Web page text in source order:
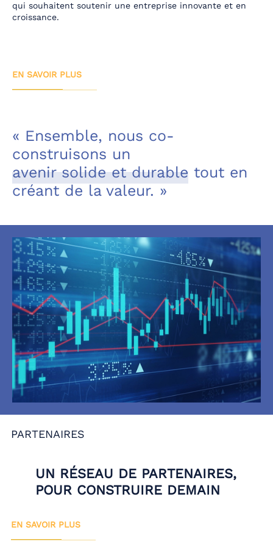
qui souhaitent soutenir une entreprise innovante et en
croissance.
EN SAVOIR PLUS
« Ensemble, nous co-
construisons un
avenir solide et durable tout en
créant de la valeur. »
PARTENAIRES
UN RÉSEAU DE PARTENAIRES,
POUR CONSTRUIRE DEMAIN
EN SAVOIR PLUS